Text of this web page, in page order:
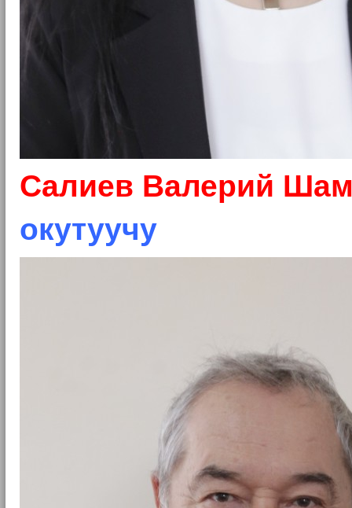
Салиев Валерий
окутуучу